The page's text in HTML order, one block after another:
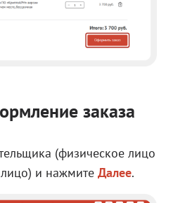
заказа
(физическое лицо
и нажмите Далее.